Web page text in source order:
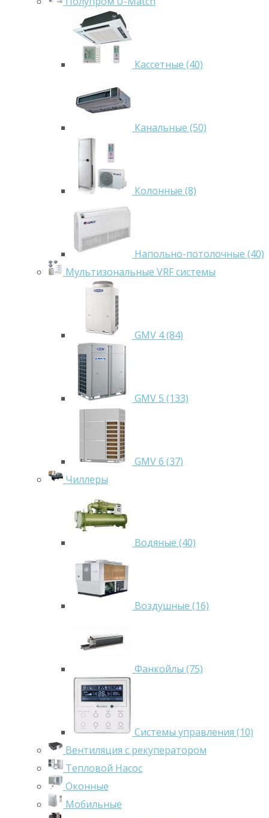
Кассетные (40)
Канальные (50)
Колонные (8)
Напольно-потолочные (40)
Мультизональные VRF системы
GMV 4 (84)
GMV 5 (133)
GMV 6 (37)
Чиллеры
Водяные (40)
Воздушные (16)
Фанкойлы (75)
Системы управления (10)
Вентиляция с рекуператором
Тепловой Насос
Оконные
Мобильные